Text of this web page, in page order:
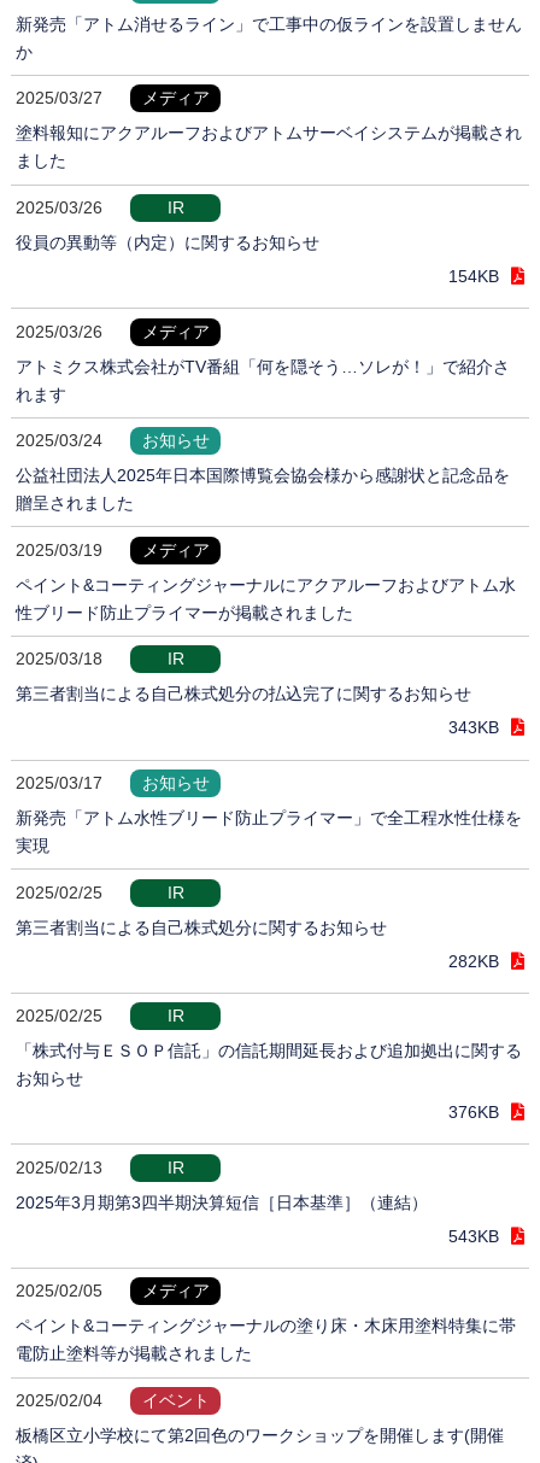
新発売「アトム消せるライン」で工事中の仮ラインを設置しません
か
2025/03/27
メディア
塗料報知にアクアルーフおよびアトムサーベイシステムが掲載され
ました
2025/03/26
IR
役員の異動等（内定）に関するお知らせ
154KB
2025/03/26
メディア
アトミクス株式会社がTV番組「何を隠そう…ソレが！」で紹介さ
れます
2025/03/24
お知らせ
公益社団法人2025年日本国際博覧会協会様から感謝状と記念品を
贈呈されました
2025/03/19
メディア
ペイント&コーティングジャーナルにアクアルーフおよびアトム水
性ブリード防止プライマーが掲載されました
2025/03/18
IR
第三者割当による自己株式処分の払込完了に関するお知らせ
343KB
2025/03/17
お知らせ
新発売「アトム水性ブリード防止プライマー」で全工程水性仕様を
実現
2025/02/25
IR
第三者割当による自己株式処分に関するお知らせ
282KB
2025/02/25
IR
「株式付与ＥＳＯＰ信託」の信託期間延長および追加拠出に関する
お知らせ
376KB
2025/02/13
IR
2025年3月期第3四半期決算短信［日本基準］（連結）
543KB
2025/02/05
メディア
ペイント&コーティングジャーナルの塗り床・木床用塗料特集に帯
電防止塗料等が掲載されました
2025/02/04
イベント
板橋区立小学校にて第2回色のワークショップを開催します(開催